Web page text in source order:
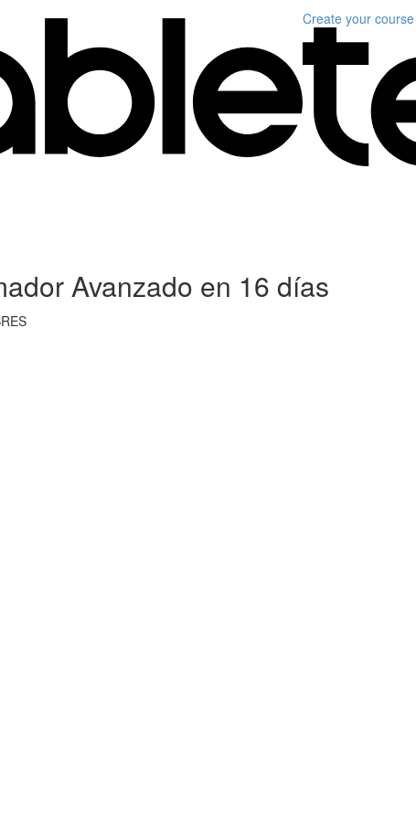
Create your course
Avanzado en 16 días